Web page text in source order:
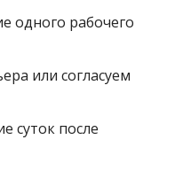
одного рабочего
или согласуем
суток после